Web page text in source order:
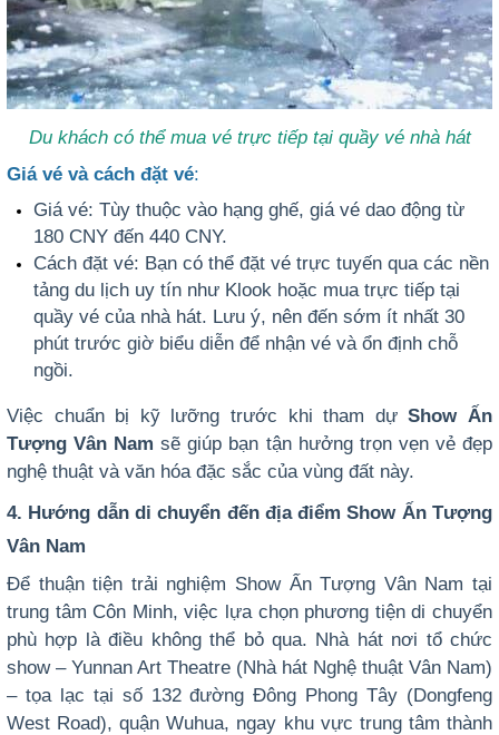
Du khách có thể mua vé trực tiếp tại quầy vé nhà hát
Giá vé và cách đặt vé:
Giá vé: Tùy thuộc vào hạng ghế, giá vé dao động từ
180 CNY đến 440 CNY.
Cách đặt vé: Bạn có thể đặt vé trực tuyến qua các nền
tảng du lịch uy tín như Klook hoặc mua trực tiếp tại
quầy vé của nhà hát. Lưu ý, nên đến sớm ít nhất 30
phút trước giờ biểu diễn để nhận vé và ổn định chỗ
ngồi.
Việc chuẩn bị kỹ lưỡng trước khi tham dựShow Ấn
Tượng Vân Nam sẽ giúp bạn tận hưởng trọn vẹn vẻ đẹp
nghệ thuật và văn hóa đặc sắc của vùng đất này.
4. Hướng dẫn di chuyển đến địa điểm Show Ấn Tượng
Vân Nam
Để thuận tiện trải nghiệm Show Ấn Tượng Vân Nam tại
trung tâm Côn Minh, việc lựa chọn phương tiện di chuyển
phù hợp là điều không thể bỏ qua. Nhà hát nơi tổ chức
show – Yunnan Art Theatre (Nhà hát Nghệ thuật Vân Nam)
– tọa lạc tại số 132 đường Đông Phong Tây (Dongfeng
West Road), quận Wuhua, ngay khu vực trung tâm thành